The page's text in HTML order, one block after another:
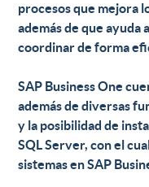
procesos que mejora
además de que ayuda
coordinar de forma
SAP Business One
además de diversas
y la posibilidad de
SQL Server, con el
sistemas en SAP